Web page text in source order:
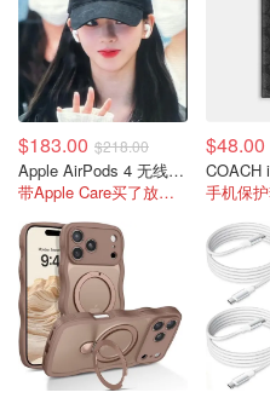
$183.00 $218.00
Apple AirPods 4 无线耳机
带Apple Care买了放心！
$48.00